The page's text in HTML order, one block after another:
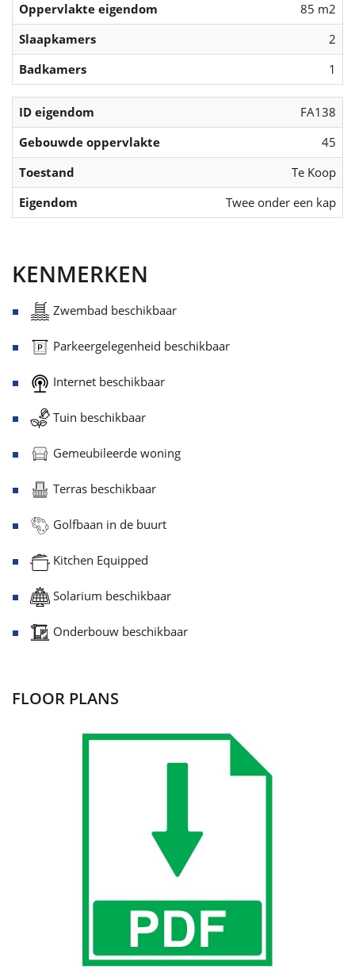
Oppervlakte eigendom
85 m2
Slaapkamers
2
Badkamers
1
ID eigendom
FA138
Gebouwde oppervlakte
45
Toestand
Te Koop
Eigendom
Twee onder een kap
KENMERKEN
Zwembad beschikbaar
Parkeergelegenheid beschikbaar
Internet beschikbaar
Tuin beschikbaar
Gemeubileerde woning
Terras beschikbaar
Golfbaan in de buurt
Kitchen Equipped
Solarium beschikbaar
Onderbouw beschikbaar
FLOOR PLANS